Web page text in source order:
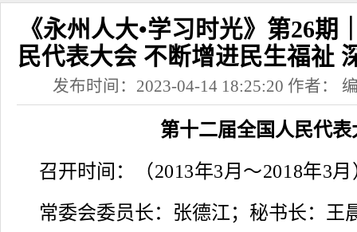
《永州人大•学习时光》第26期
民代表大会 不断增进民生福祉
发布时间：2023-04-14 18:25:20 作者：
第十二届全国人民代表
召开时间：
（2013年3月～2018年3
常委会委员长： 张德江；秘书长：王